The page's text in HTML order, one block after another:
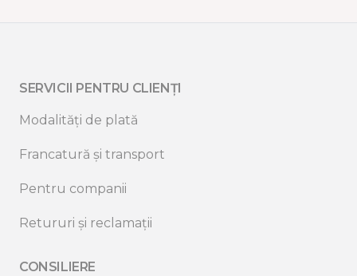
SERVICII PENTRU CLIENȚI
Modalități de plată
Francatură și transport
Pentru companii
Retururi și reclamații
CONSILIERE